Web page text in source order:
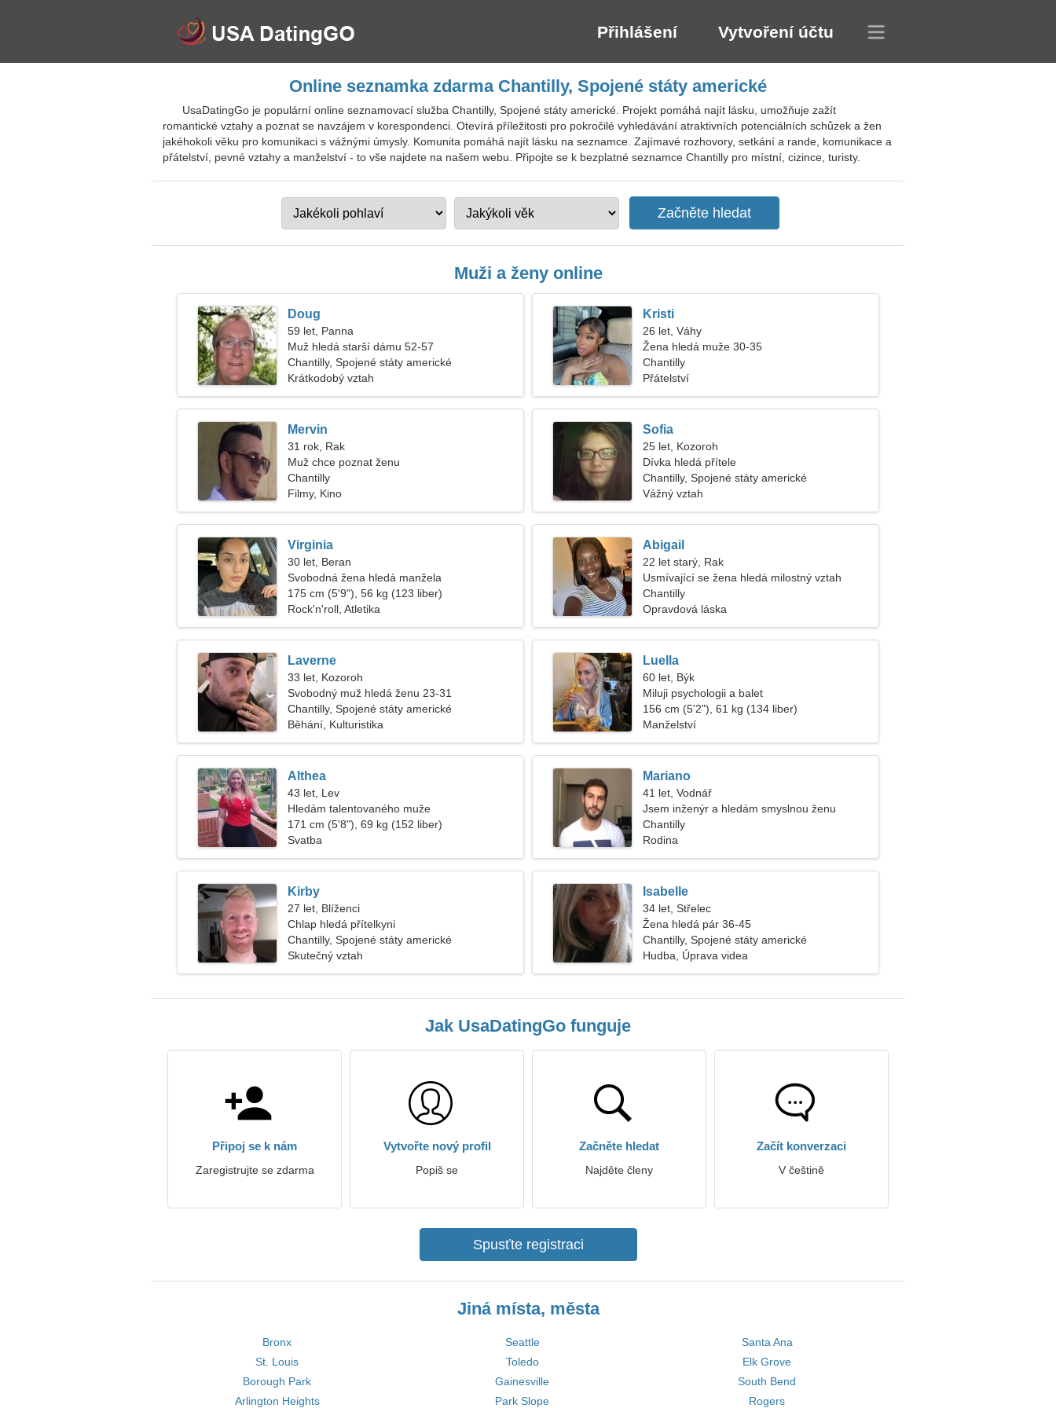
Přihlášení Vytvoření účtu
Online seznamka zdarma Chantilly, Spojené státy americké
UsaDatingGo je populární online seznamovací služba Chantilly, Spojené státy americké. Projekt pomáhá najít lásku, umožňuje zažít
romantické vztahy a poznat se navzájem v korespondenci. Otevírá příležitosti pro pokročilé vyhledávání atraktivních potenciálních schůzek a žen
jakéhokoli věku pro komunikaci s vážnými úmysly. Komunita pomáhá najít lásku na seznamce. Zajímavé rozhovory, setkání a rande, komunikace a
přátelství, pevné vztahy a manželství - to vše najdete na našem webu. Připojte se k bezplatné seznamce Chantilly pro místní, cizince, turisty.
Muži a ženy online
Doug
59 let, Panna
Muž hledá starší dámu 52-57
Chantilly, Spojené státy americké
Krátkodobý vztah
Kristi
26 let, Váhy
Žena hledá muže 30-35
Chantilly
Přátelství
Mervin
31 rok, Rak
Muž chce poznat ženu
Chantilly
Filmy, Kino
Sofia
25 let, Kozoroh
Dívka hledá přítele
Chantilly, Spojené státy americké
Vážný vztah
Virginia
30 let, Beran
Svobodná žena hledá manžela
175 cm (5'9"), 56 kg (123 liber)
Rock'n'roll, Atletika
Abigail
22 let starý, Rak
Usmívající se žena hledá milostný vztah
Chantilly
Opravdová láska
Laverne
33 let, Kozoroh
Svobodný muž hledá ženu 23-31
Chantilly, Spojené státy americké
Běhání, Kulturistika
Luella
60 let, Býk
Miluji psychologii a balet
156 cm (5'2"), 61 kg (134 liber)
Manželství
Althea
43 let, Lev
Hledám talentovaného muže
171 cm (5'8"), 69 kg (152 liber)
Svatba
Mariano
41 let, Vodnář
Jsem inženýr a hledám smyslnou ženu
Chantilly
Rodina
Kirby
27 let, Blíženci
Chlap hledá přítelkyni
Chantilly, Spojené státy americké
Skutečný vztah
Isabelle
34 let, Střelec
Žena hledá pár 36-45
Chantilly, Spojené státy americké
Hudba, Úprava videa
Jak UsaDatingGo funguje
Připoj se k nám
Zaregistrujte se zdarma
Vytvořte nový profil
Popiš se
Začněte hledat
Najděte členy
Začít konverzaci
V češtině
Spusťte registraci
Jiná místa, města
Bronx Seattle
Santa Ana
St. Louis
Toledo
Elk Grove
Borough Park
Gainesville
South Bend
Arlington Heights
Park Slope Rogers